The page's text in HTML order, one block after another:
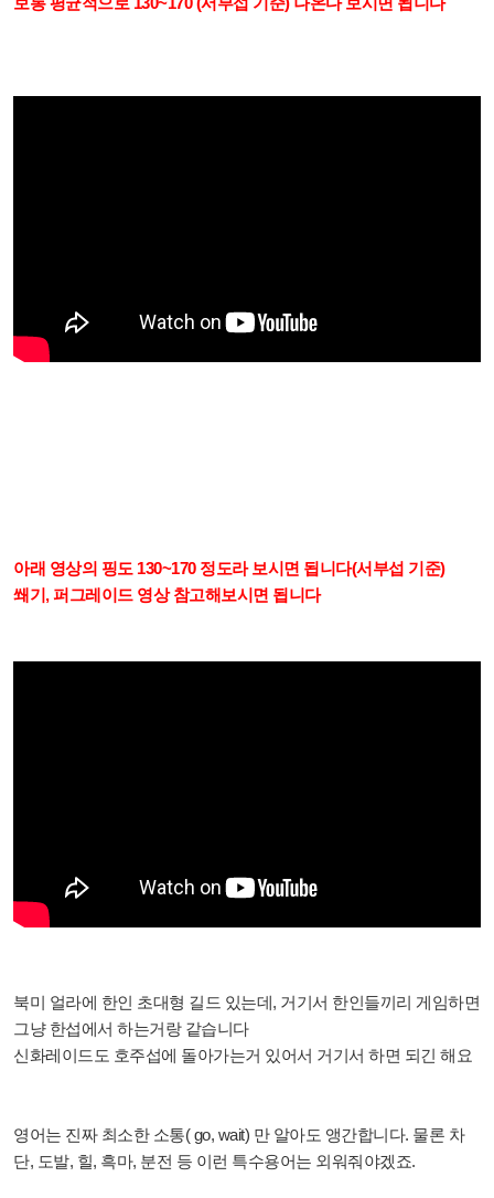
아래 영상의 핑도 130~170 정도라 보시면 됩니다(서부섭 기준)
쐐기, 퍼그레이드 영상 참고해보시면 됩니다
북미 얼라에 한인 초대형 길드 있는데, 거기서 한인들끼리 게임하면
그냥 한섭에서 하는거랑 같습니다
신화레이드도 호주섭에 돌아가는거 있어서 거기서 하면 되긴 해요
영어는 진짜 최소한 소통( go, wait) 만 알아도 앵간합니다. 물론 차
단, 도발, 힐, 흑마, 분전 등 이런 특수용어는 외워줘야겠죠.